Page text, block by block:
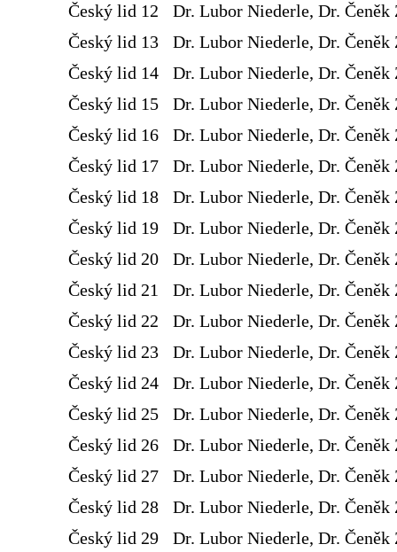
Český lid 12
Dr. Lubor Niederle, Dr. Čeněk
Český lid 13
Dr. Lubor Niederle, Dr. Čeněk
Český lid 14
Dr. Lubor Niederle, Dr. Čeněk
Český lid 15
Dr. Lubor Niederle, Dr. Čeněk
Český lid 16
Dr. Lubor Niederle, Dr. Čeněk
Český lid 17
Dr. Lubor Niederle, Dr. Čeněk
Český lid 18
Dr. Lubor Niederle, Dr. Čeněk
Český lid 19
Dr. Lubor Niederle, Dr. Čeněk
Český lid 20
Dr. Lubor Niederle, Dr. Čeněk
Český lid 21
Dr. Lubor Niederle, Dr. Čeněk
Český lid 22
Dr. Lubor Niederle, Dr. Čeněk
Český lid 23
Dr. Lubor Niederle, Dr. Čeněk
Český lid 24
Dr. Lubor Niederle, Dr. Čeněk
Český lid 25
Dr. Lubor Niederle, Dr. Čeněk
Český lid 26
Dr. Lubor Niederle, Dr. Čeněk
Český lid 27
Dr. Lubor Niederle, Dr. Čeněk
Český lid 28
Dr. Lubor Niederle, Dr. Čeněk
Český lid 29
Dr. Lubor Niederle, Dr. Čeněk